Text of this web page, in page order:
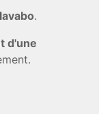
.
d'une